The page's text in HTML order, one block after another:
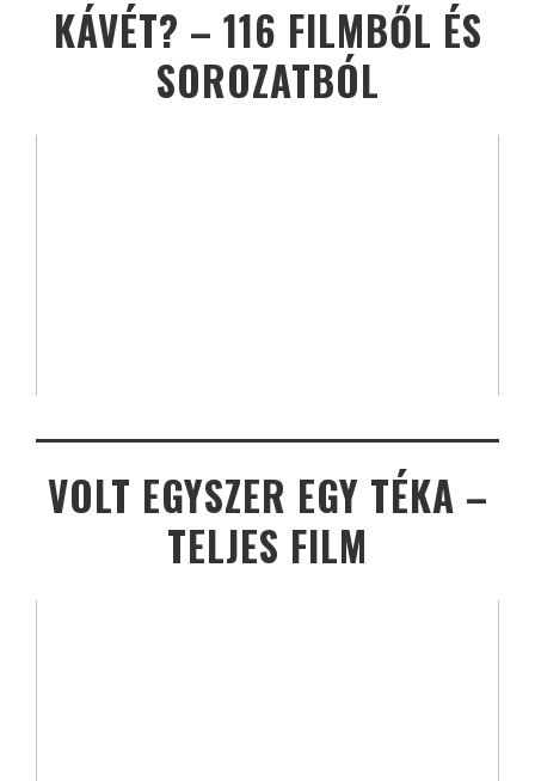
KÁVÉT? – 116 FILMBŐL ÉS
SOROZATBÓL
VOLT EGYSZER EGY TÉKA –
TELJES FILM